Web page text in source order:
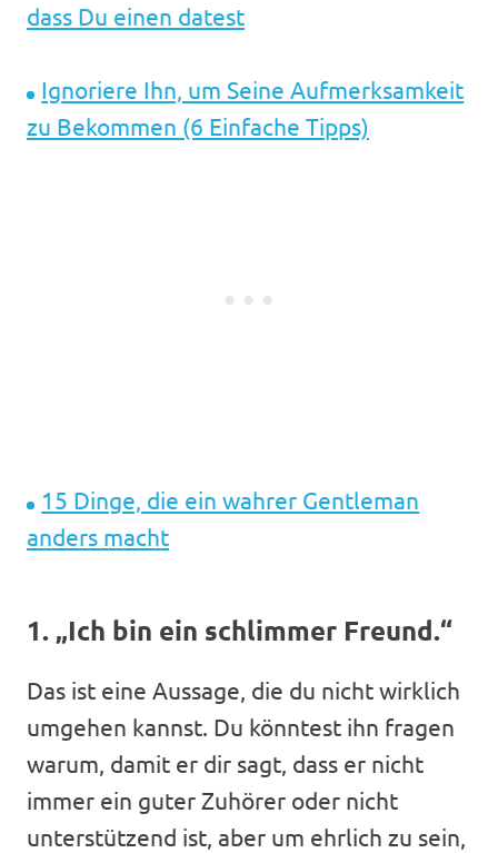
dass Du einen datest
Ignoriere Ihn, um Seine Aufmerksamkeit
zu Bekommen (6 Einfache Tipps)
15 Dinge, die ein wahrer Gentleman
anders macht
1. „Ich bin ein schlimmer Freund.“
Das ist eine Aussage, die du nicht wirklich
umgehen kannst. Du könntest ihn fragen
warum, damit er dir sagt, dass er nicht
immer ein guter Zuhörer oder nicht
unterstützend ist, aber um ehrlich zu sein,